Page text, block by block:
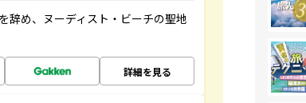
辞め、ヌーディスト・ビーチの聖地
詳細を見る